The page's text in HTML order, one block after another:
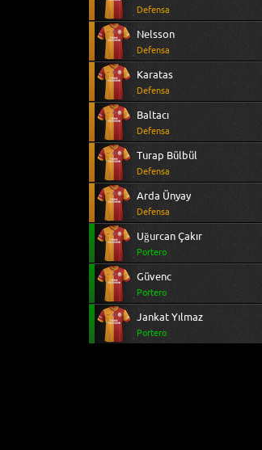
Defensa
Nelsson
Defensa
Karatas
Defensa
Baltacı
Defensa
Turap Bülbül
Defensa
Arda Ünyay
Defensa
Uğurcan Çakır
Portero
Güvenc
Portero
Jankat Yılmaz
Portero